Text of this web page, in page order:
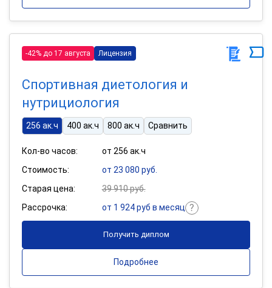
-42% до 17 августа Лицензия
Спортивная диетология и
нутрициология
256 ак.ч 400 ак.ч 800 ак.ч Сравнить
Кол-во часов:
от 256 ак.ч
Стоимость:
от 23 080 руб.
Старая цена:
39 910 руб.
Рассрочка:
от 1 924 руб в месяц
Получить диплом
Подробнее